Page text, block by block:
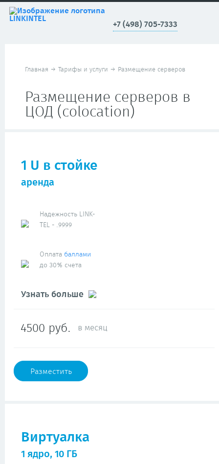
+7 (498) 705-7333
Главная → Тарифы и услуги → Размещение серверов
Размещение серверов в
ЦОД (colocation)
1 U в стойке
аренда
Надежность LINK-
TEL - .9999
Оплата баллами
до 30% счета
Узнать больше
4500 руб. в месяц
Разместить
Виртуалка
1 ядро, 10 ГБ